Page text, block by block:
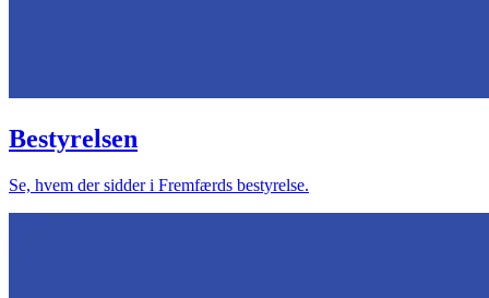
Bestyrelsen
Se, hvem der sidder i Fremfærds bestyrelse.